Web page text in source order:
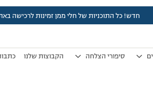
חדש! כל התוכניות של חלי ממן זמינות לרכישה
סיפורי הצלחה הקבוצות שלנו